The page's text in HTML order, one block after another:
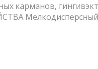
карманов,